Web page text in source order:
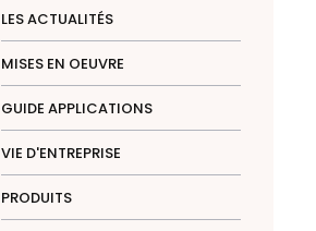
LES ACTUALITÉS
MISES EN OEUVRE
GUIDE APPLICATIONS
VIE D'ENTREPRISE
PRODUITS